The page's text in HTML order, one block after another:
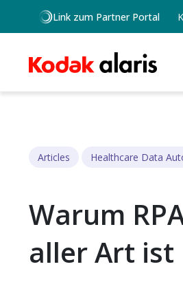
Skip to main content
Link zum Partner Portal
Articles Healthcare Data
Warum
aller Art ist